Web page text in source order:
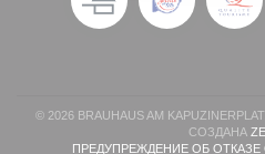
© 2026 BRAUHAUS AM
СОЗДАНА
ПРЕДУПРЕЖДЕНИЕ ОБ